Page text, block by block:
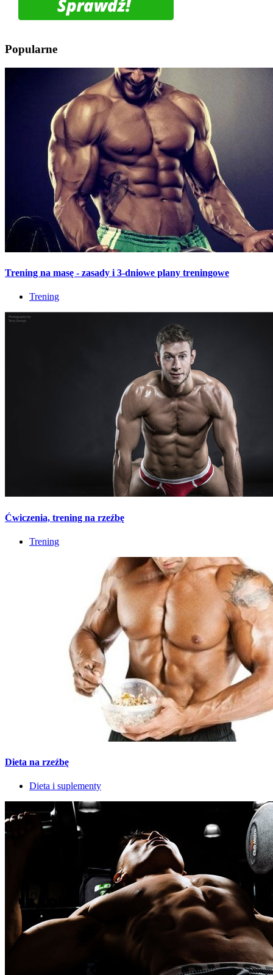
Popularne
Trening na masę - zasady i 3-dniowe plany treningowe
Trening
Ćwiczenia, trening na rzeźbę
Trening
Dieta na rzeźbę
Dieta i suplementy